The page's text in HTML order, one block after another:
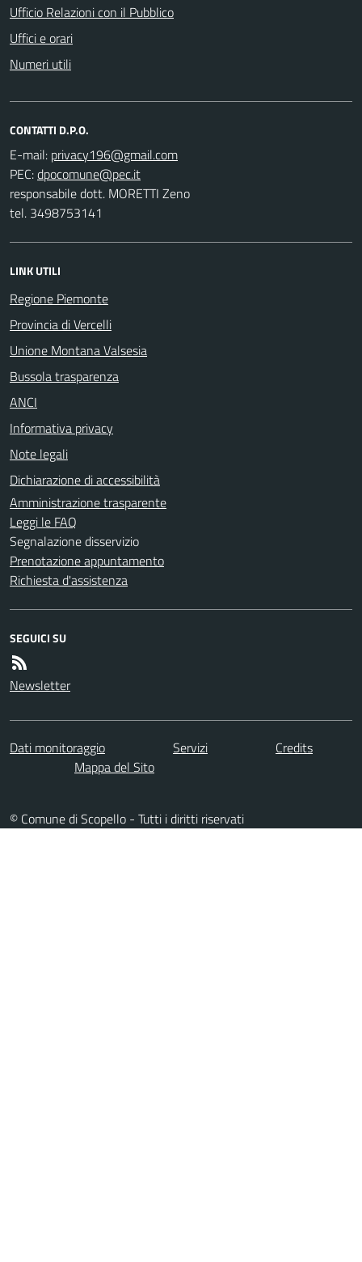
Ufficio Relazioni con il Pubblico
Uffici e orari
Numeri utili
CONTATTI D.P.O.
E-mail:
PEC:
responsabile dott. MORETTI Zeno
tel. 3498753141
LINK UTILI
Regione Piemonte
Provincia di Vercelli
Unione Montana Valsesia
Bussola trasparenza
ANCI
Informativa privacy
Note legali
Dichiarazione di accessibilità
Amministrazione trasparente
Leggi le FAQ
Segnalazione disservizio
Prenotazione appuntamento
Richiesta d'assistenza
SEGUICI SU
Newsletter
Dati monitoraggio Servizi
Credits
Mappa del Sito
© Comune di Scopello - Tutti i diritti riservati